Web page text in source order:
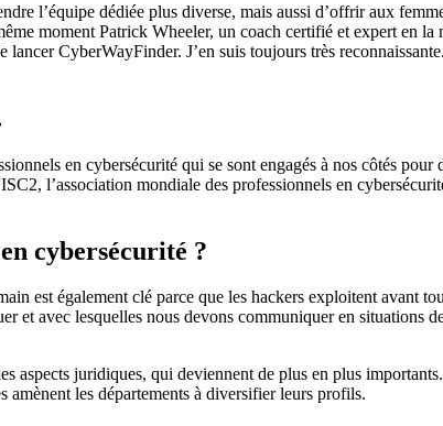
l’équipe dédiée plus diverse, mais aussi d’offrir aux
moment Patrick Wheeler, un coach certifié et expert en
CyberWayFinder. J’en suis toujours très reconnaissante.
en cybersécurité qui se sont engagés à nos côtés
l’association mondiale des professionnels en
cybersécurité ?
est également clé parce que les hackers exploitent avant
et avec lesquelles nous devons communiquer en situations
aspects juridiques, qui deviennent de plus en plus
amènent les départements à diversifier leurs profils.